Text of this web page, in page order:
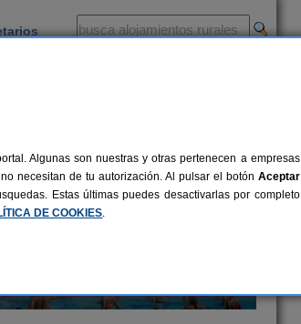
Algunas son nuestras y otras pertenecen a empresas
necesitan de tu autorización. Al pulsar el botón Aceptar
Estas últimas puedes desactivarlas por completo
DE COOKIES.